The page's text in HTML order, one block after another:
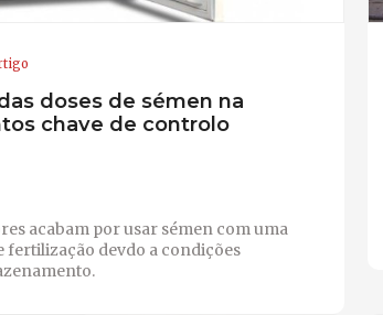
doses de sémen na
chave de controlo
acabam por usar sémen com uma
fertilização devdo a condições